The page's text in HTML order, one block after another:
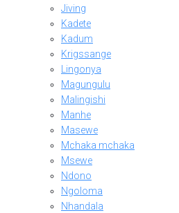
Jiving
Kadete
Kadum
Krigssange
Lingonya
Magungulu
Malingishi
Manhe
Masewe
Mchaka mchaka
Msewe
Ndono
Ngoloma
Nhandala